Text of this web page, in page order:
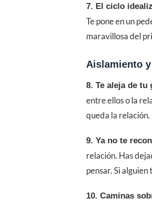
7. El ciclo
Te pone en un
maravillosa del
Aislamiento
8. Te aleja de tu
entre ellos o la
queda la relación.
9. Ya no te
relación. Has
pensar. Si
10. Caminas